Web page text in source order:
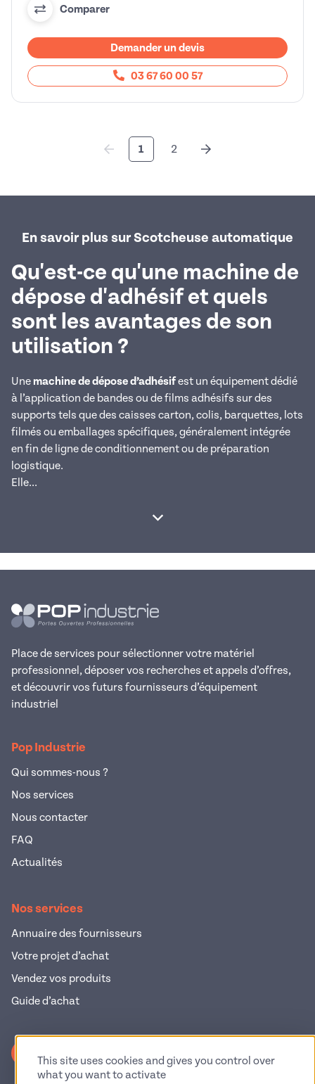
Comparer
Demander un devis
03 67 60 00 57
1 2
En savoir plus sur Scotcheuse automatique
Qu'est-ce qu'une machine de
dépose d'adhésif et quels
sont les avantages de son
utilisation ?
Une machine de dépose d’adhésifest un équipement dédié
à l’application de bandes ou de films adhésifs sur des
supports tels que des caisses carton, colis, barquettes, lots
filmés ou emballages spécifiques, généralement intégrée
en fin de ligne de conditionnement ou de préparation
logistique.
Elle...
Afficher la suite
Place de services pour sélectionner votre matériel
professionnel, déposer vos recherches et appels d’offres,
et découvrir vos futurs fournisseurs d’équipement
industriel
Pop Industrie
Qui sommes-nous ?
Nos services
Nous contacter
FAQ
Actualités
Nos services
Annuaire des fournisseurs
Votre projet d’achat
Vendez vos produits
Guide d’achat
S'inscrire à la newsletter
This site uses cookies and gives you control over
what you want to activate